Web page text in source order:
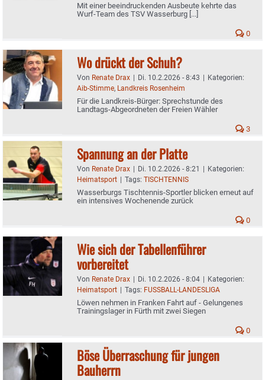
Mit einer beeindruckenden Ausbeute kehrte das
Wurf-Team des TSV Wasserburg [...]
0
Wo drückt der Schuh?
Von Renate Drax | Di. 10.2.2026 - 8:43 | Kategorien:
Aib-Stimme, Landkreis Rosenheim
Für die Landkreis-Bürger: Sprechstunde des
Landtags-Abgeordneten der Freien Wähler
3
Spannung an der Platte
Von Renate Drax | Di. 10.2.2026 - 8:21 | Kategorien:
Heimatsport | Tags: TISCHTENNIS
Wasserburgs Tischtennis-Sportler blicken erneut auf
ein intensives Wochenende zurück
0
Wie sich der Tabellenführer
vorbereitet
Von Renate Drax | Di. 10.2.2026 - 8:04 | Kategorien:
Heimatsport | Tags: FUSSBALL-LANDESLIGA
Löwen nehmen in Franken Fahrt auf - Gelungenes
Trainingslager in Fürth mit zwei Siegen
0
Böse Überraschung für jungen
Bauherrn